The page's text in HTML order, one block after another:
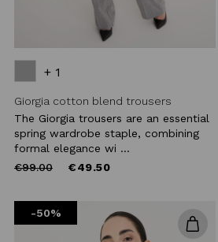
+ 1
Giorgia cotton blend trousers
The Giorgia trousers are an essential
spring wardrobe staple, combining
formal elegance wi ...
Price
€99.00to €49.50
-50%